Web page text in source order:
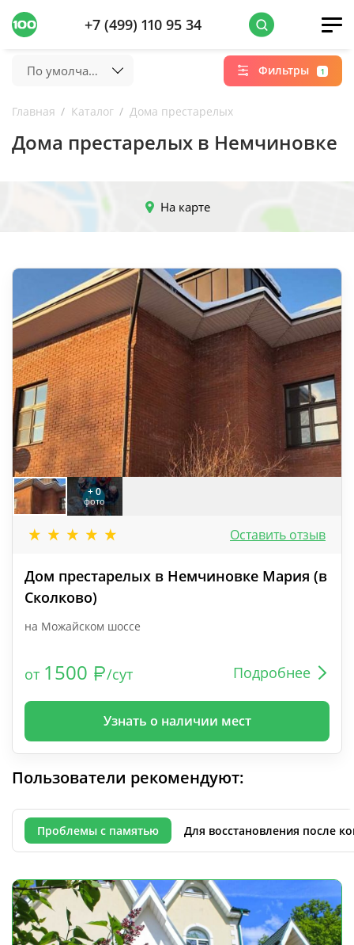
+7 (499) 110 95 34
Главная Каталог Дома престарелых
Дома престарелых в Немчиновке
По умолчанию Фильтры 1
На карте
+ 0
фото
Оставить отзыв
Дом престарелых в Немчиновке Мария (в
Сколково)
на Можайском шоссе
от 1500 /сут Подробнее
Узнать о наличии мест
Пользователи рекомендуют:
Проблемы с памятью Для восстановления после